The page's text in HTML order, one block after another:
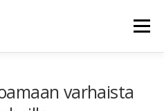
Valikko
varhaista